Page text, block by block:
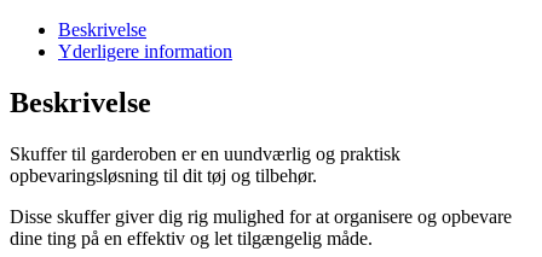
Beskrivelse
Yderligere information
Beskrivelse
Skuffer til garderoben er en uundværlig og praktisk
opbevaringsløsning til dit tøj og tilbehør.
Disse skuffer giver dig rig mulighed for at organisere og opbevare
dine ting på en effektiv og let tilgængelig måde.